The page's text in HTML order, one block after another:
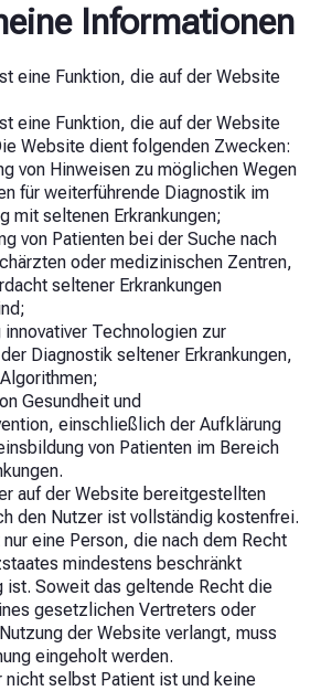
Informationen
eine Funktion, die auf der Website
eine Funktion, die auf der Website
Website dient folgenden Zwecken:
von Hinweisen zu möglichen Wegen
für weiterführende Diagnostik im
mit seltenen Erkrankungen;
von Patienten bei der Suche nach
oder medizinischen Zentren,
seltener Erkrankungen
Technologien zur
Diagnostik seltener Erkrankungen,
Gesundheit und
einschließlich der Aufklärung
von Patienten im Bereich
auf der Website bereitgestellten
den Nutzer ist vollständig kostenfrei.
eine Person, die nach dem Recht
mindestens beschränkt
ist. Soweit das geltende Recht die
gesetzlichen Vertreters oder
der Website verlangt, muss
eingeholt werden.
nicht selbst Patient ist und keine